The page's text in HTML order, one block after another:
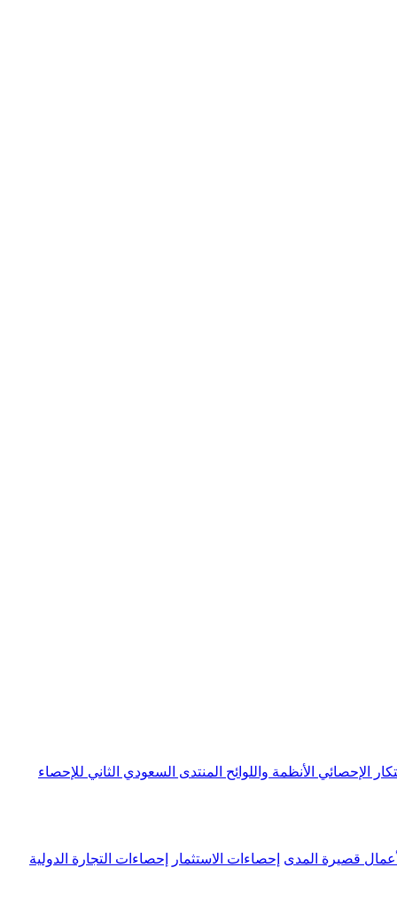
الإحصائي الأنظمة واللوائح المنتدى السعودي الثاني للإحصاء
قصيرة المدى إحصاءات الاستثمار إحصاءات التجارة الدولية